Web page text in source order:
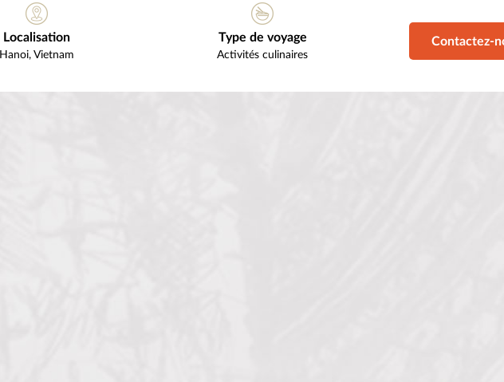
Localisation
Hanoi,Vietnam
Type de voyage
Activités culinaires
Contactez-